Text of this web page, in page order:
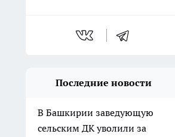
Последние новости
В Башкирии заведующую
сельским ДК уволили за